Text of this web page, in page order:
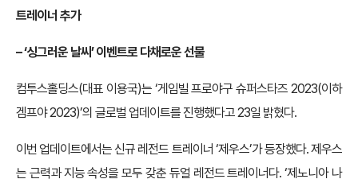
트레이너 추가
–‘싱그러운 날씨’ 이벤트로 다채로운 선물
컴투스홀딩스(대표 이용국)는 ‘게임빌 프로야구 슈퍼스타즈 2023(이하
겜프야 2023)’의 글로벌 업데이트를 진행했다고 23일 밝혔다.
이번 업데이트에서는 신규 레전드 트레이너 ‘제우스’가 등장했다. 제우스
는 근력과 지능 속성을 모두 갖춘 듀얼 레전드 트레이너다. ‘제노니아 나